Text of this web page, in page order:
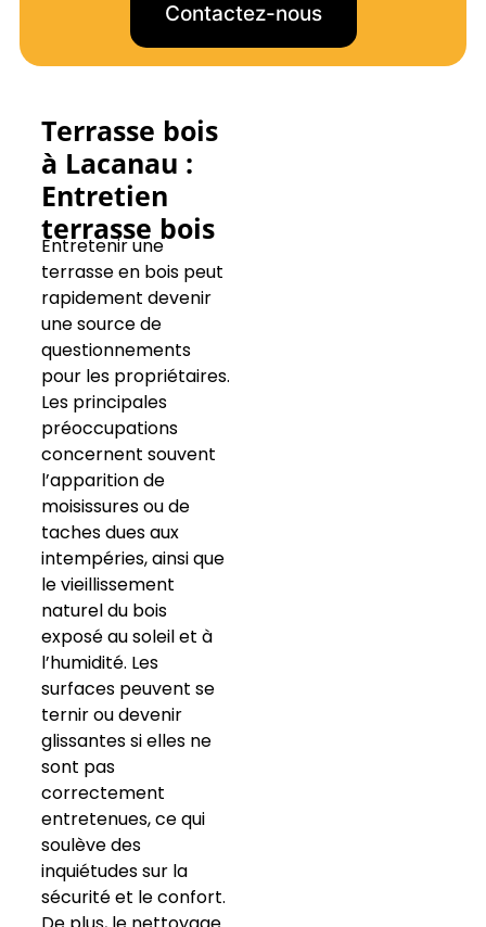
Contactez-nous
Terrasse bois
à Lacanau :
Entretien
terrasse bois
Entretenir une
terrasse en bois peut
rapidement devenir
une source de
questionnements
pour les propriétaires.
Les principales
préoccupations
concernent souvent
l’apparition de
moisissures ou de
taches dues aux
intempéries, ainsi que
le vieillissement
naturel du bois
exposé au soleil et à
l’humidité. Les
surfaces peuvent se
ternir ou devenir
glissantes si elles ne
sont pas
correctement
entretenues, ce qui
soulève des
inquiétudes sur la
sécurité et le confort.